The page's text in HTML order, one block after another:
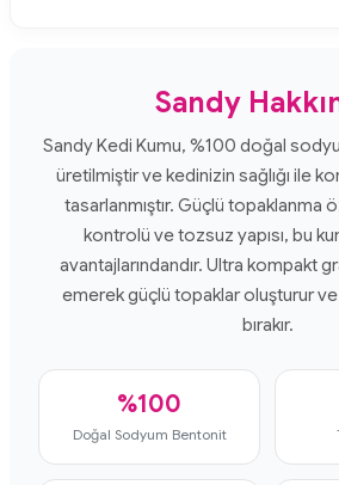
Sandy
Sandy Kedi Kumu, %100 doğal
üretilmiştir ve kedinizin sağlığı ile
tasarlanmıştır. Güçlü topaklanma
kontrolü ve tozsuz yapısı, bu
avantajlarındandır. Ultra kompakt
emerek güçlü topaklar oluşturur ve
bırakır.
%100
Doğal Sodyum Bentonit